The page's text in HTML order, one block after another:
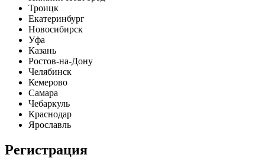
Троицк
Екатеринбург
Новосибирск
Уфа
Казань
Ростов-на-Дону
Челябинск
Кемерово
Самара
Чебаркуль
Краснодар
Ярославль
Регистрация